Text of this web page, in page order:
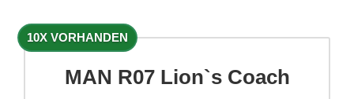
10X VORHANDEN
MAN R07 Lion`s Coach